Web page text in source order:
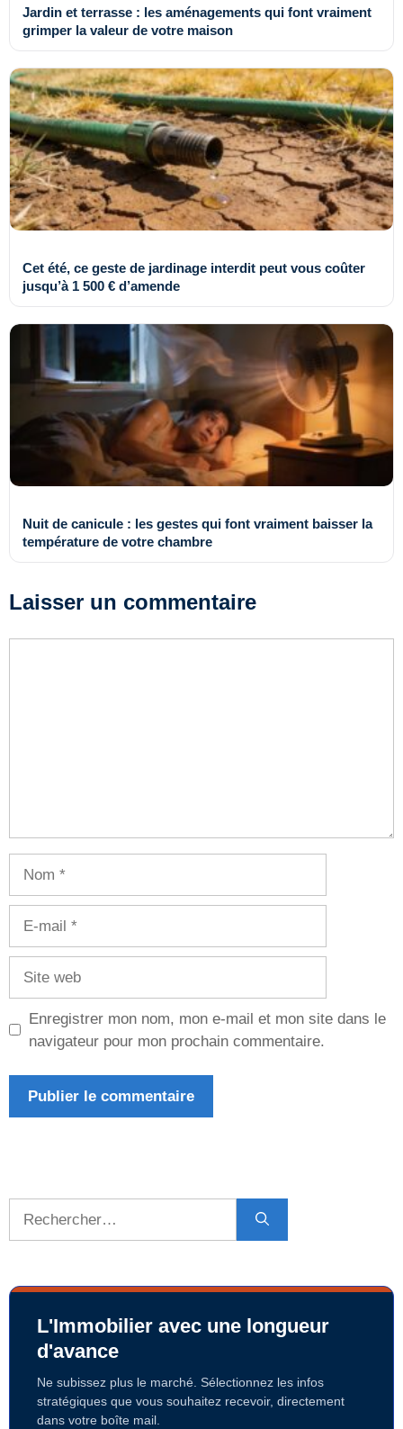
Jardin et terrasse : les aménagements qui font vraiment
grimper la valeur de votre maison
Cet été, ce geste de jardinage interdit peut vous coûter
jusqu’à 1 500 € d’amende
Nuit de canicule : les gestes qui font vraiment baisser la
température de votre chambre
Laisser un commentaire
Enregistrer mon nom, mon e-mail et mon site dans le
navigateur pour mon prochain commentaire.
L'Immobilier avec une longueur
d'avance
Ne subissez plus le marché. Sélectionnez les infos
stratégiques que vous souhaitez recevoir, directement
dans votre boîte mail.